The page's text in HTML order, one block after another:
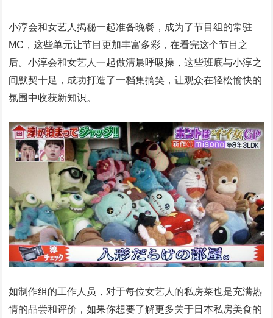
小淳会和女艺人揭秘一起准备晚餐，成为了节目组的常驻
MC，这些单元让节目更加丰富多彩，在看完这个节目之
后。小淳会和女艺人一起做清晨呼吸操，这些班底与小淳之
间默契十足，成功打造了一档集搞笑，让观众在轻松愉快的
氛围中收获新知识。
如制作组的工作人员，对于每位女艺人的私房菜也是充满热
情的品尝和评价，如果你想要了解更多关于日本私房美食的